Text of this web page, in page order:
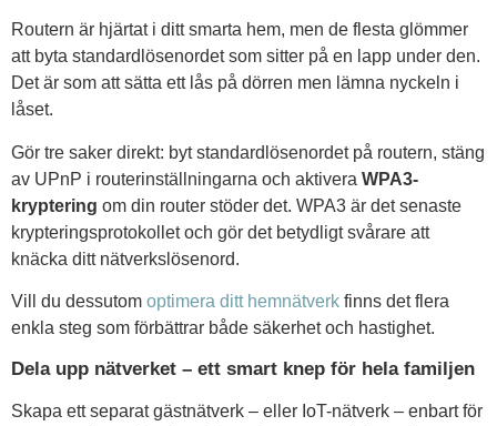
Routern är hjärtat i ditt smarta hem, men de flesta glömmer
att byta standardlösenordet som sitter på en lapp under den.
Det är som att sätta ett lås på dörren men lämna nyckeln i
låset.
Gör tre saker direkt: byt standardlösenordet på routern, stäng
av UPnP i routerinställningarna och aktivera WPA3-
kryptering om din router stöder det. WPA3 är det senaste
krypteringsprotokollet och gör det betydligt svårare att
knäcka ditt nätverkslösenord.
Vill du dessutom optimera ditt hemnätverk finns det flera
enkla steg som förbättrar både säkerhet och hastighet.
Dela upp nätverket – ett smart knep för hela familjen
Skapa ett separat gästnätverk – eller IoT-nätverk – enbart för